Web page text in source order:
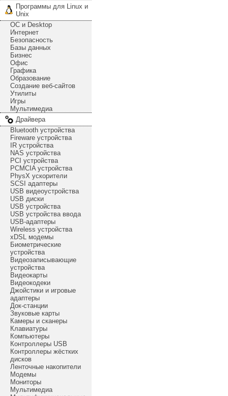
Программы для Linux и
Unix
ОС и Desktop
Интернет
Безопасность
Базы данных
Бизнес
Офис
Графика
Образование
Создание веб-сайтов
Утилиты
Игры
Мультимедиа
Драйвера
Bluetooth устройства
Fireware устройства
IR устройства
NAS устройства
PCI устройства
PCMCIA устройства
PhysX ускорители
SCSI адаптеры
USB видеоустройства
USB диски
USB устройства
USB устройства ввода
USB-адаптеры
Wireless устройства
xDSL модемы
Биометрические
устройства
Видеозаписывающие
устройства
Видеокарты
Видеокодеки
Джойстики и игровые
адаптеры
Док-станции
Звуковые карты
Камеры и сканеры
Клавиатуры
Компьютеры
Контроллеры USB
Контроллеры жёстких
дисков
Ленточные накопители
Модемы
Мониторы
Мультимедиа